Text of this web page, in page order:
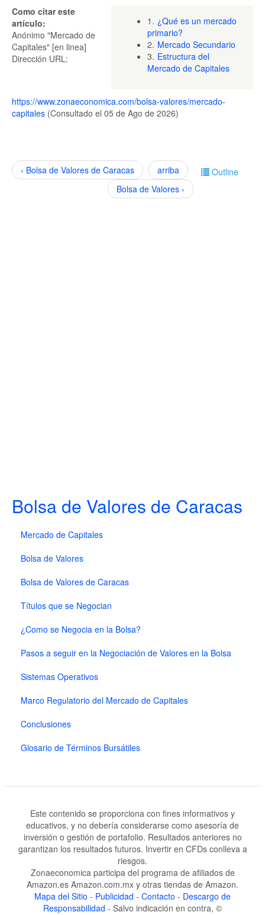
1. ¿Qué es un mercado
primario?
2. Mercado Secundario
3. Estructura del
Mercado de Capitales
Como citar este
artículo:
Anónimo "Mercado de
Capitales" [en linea]
Dirección URL:
https://www.zonaeconomica.com/bolsa-valores/mercado-
capitales (Consultado el 05 de Ago de 2026)
Outline
‹ Bolsa de Valores de Caracas
arriba
Bolsa de Valores ›
Bolsa de Valores de Caracas
Mercado de Capitales
Bolsa de Valores
Bolsa de Valores de Caracas
Títulos que se Negocian
¿Como se Negocia en la Bolsa?
Pasos a seguir en la Negociación de Valores en la Bolsa
Sistemas Operativos
Marco Regulatorio del Mercado de Capitales
Conclusiones
Glosario de Términos Bursátiles
Este contenido se proporciona con fines informativos y
educativos, y no debería considerarse como asesoría de
inversión o gestión de portafolio. Resultados anteriores no
garantizan los resultados futuros. Invertir en CFDs conlleva a
riesgos.
Zonaeconomica participa del programa de afiliados de
Amazon.es Amazon.com.mx y otras tiendas de Amazon.
Mapa del Sitio - Publicidad - Contacto - Descargo de
Responsabilidad - Salvo indicación en contra, ©